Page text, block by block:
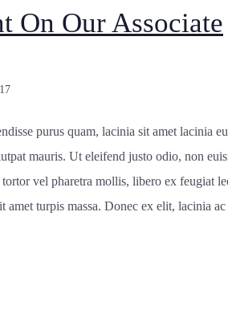
On Our Associate
purus quam, lacinia sit amet lacinia
mauris. Ut eleifend justo odio, non
vel pharetra mollis, libero ex feugiat
turpis massa. Donec ex elit, lacinia ac